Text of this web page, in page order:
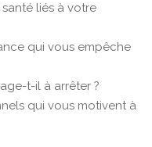
liés à votre
qui vous empêche
t-il à arrêter ?
qui vous motivent à